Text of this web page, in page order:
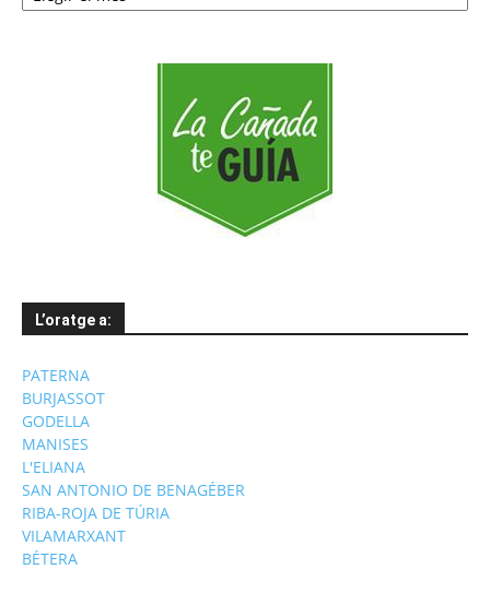
L’oratge a:
PATERNA
BURJASSOT
GODELLA
MANISES
L'ELIANA
SAN ANTONIO DE BENAGÉBER
RIBA-ROJA DE TÚRIA
VILAMARXANT
BÉTERA